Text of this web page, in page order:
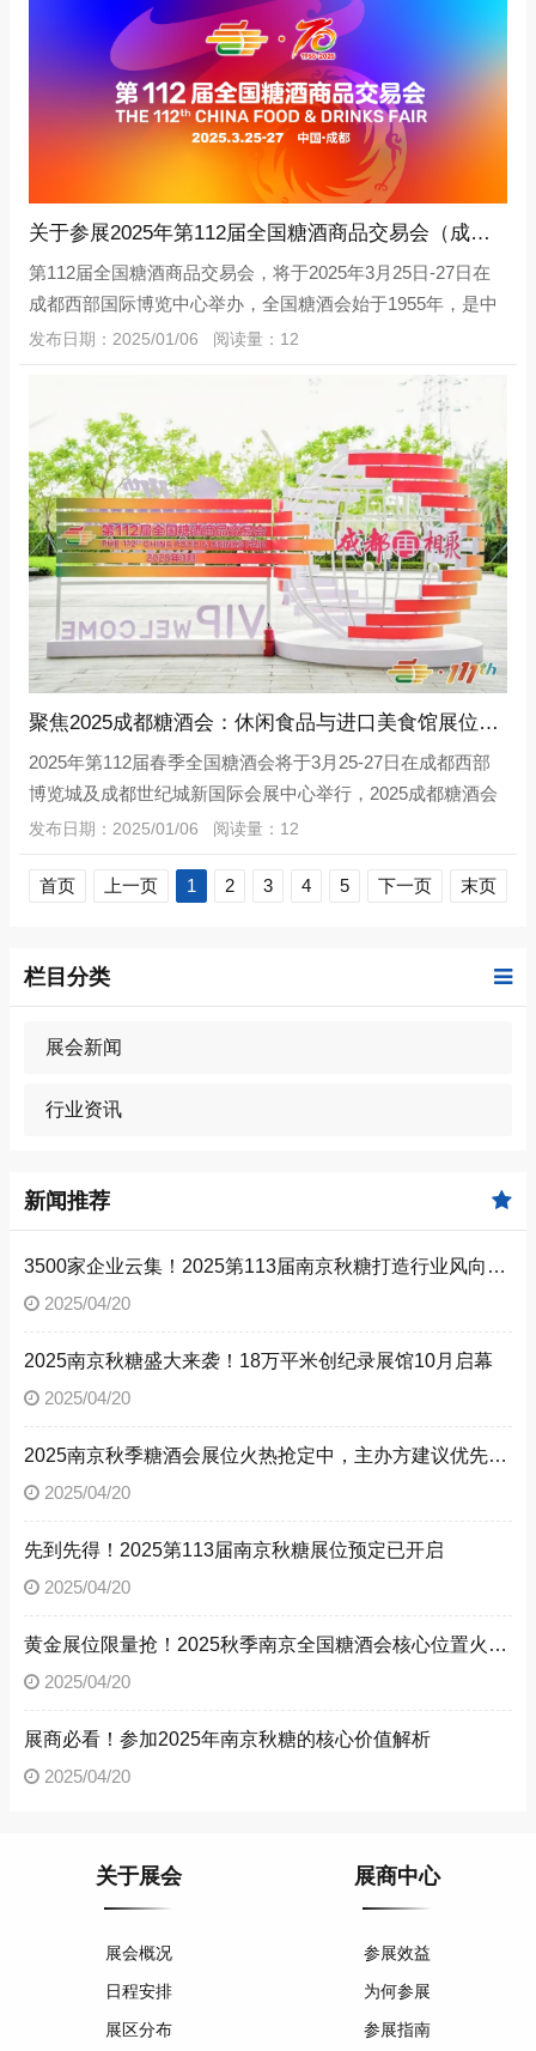
关于参展2025年第112届全国糖酒商品交易会（成都春糖）的通知
第112届全国糖酒商品交易会，将于2025年3月25日-27日在
成都西部国际博览中心举办，全国糖酒会始于1955年，是中
国历史*为悠久的大型专业展会之一，被称为中国食品行
发布日期：2025/01/06 阅读量：12
聚焦2025成都糖酒会：休闲食品与进口美食馆展位招商预约正当时
2025年第112届春季全国糖酒会将于3月25-27日在成都西部
博览城及成都世纪城新国际会展中心举行，2025成都糖酒会
设休闲食品馆，展销糖果食品、小食品、休闲食品、膨化食
发布日期：2025/01/06 阅读量：12
首页 上一页 1 2 3 4 5 下一页 末页
栏目分类
展会新闻
行业资讯
新闻推荐
3500家企业云集！2025第113届南京秋糖打造行业风向标 ——18万平米展馆汇聚*糖酒食品产业新动能
2025/04/20
2025南京秋糖盛大来袭！18万平米创纪录展馆10月启幕
2025/04/20
2025南京秋季糖酒会展位火热抢定中，主办方建议优先锁定主通道位置
2025/04/20
先到先得！2025第113届南京秋糖展位预定已开启
2025/04/20
黄金展位限量抢！2025秋季南京全国糖酒会核心位置火热预定中
2025/04/20
展商必看！参加2025年南京秋糖的核心价值解析
2025/04/20
关于展会
展会概况
日程安排
展区分布
展商中心
参展效益
为何参展
参展指南